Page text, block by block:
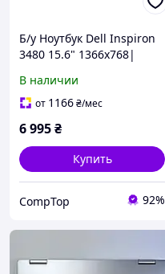
Б/у Ноутбук Dell Inspiron
3480 15.6" 1366x768|
RAM| 256 GB SSD| UHD
610
В наличии
от 1166₴/мес
6 995₴
Купить
CompTop 92%